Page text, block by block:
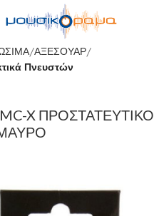
ΑΞΕΣΟΥΑΡ
Πνευστών
X ΠΡΟΣΤΑΤΕΥΤΙΚΟ